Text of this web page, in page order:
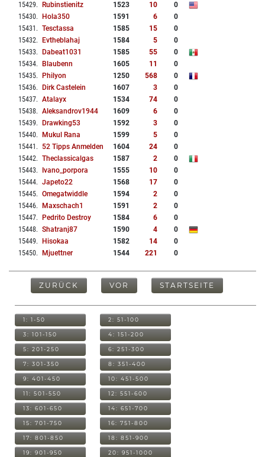
15429. Rubinstienitz 1523 10
0
15430. Hola350 1591 6
0
15431 . Tesctassa 1585 15
0
15432. Evtheblahaj 1584 5
0
15433. Dabeat1031 1585 55
0
15434. Blaubenn 1605 11
0
15435. Philyon 1250 568
0
15436. Dirk Castelein 1607 3
0
15437. Atalayx 1534 74
0
15438. Aleksandrov1944 1609 6
0
15439. Drawking53 1592 3
0
15440. Mukul Rana 1599 5
0
15441 . 52 Tipps Anmelden 1604 24
0
15442. Theclassicalgas 1587 2
0
15443. Ivano_porpora 1555 10
0
15444. Japeto22 1568 17
0
15445. Omegatwiddle 1594 2
0
15446. Maxschach1 1591 2
0
15447. Pedrito Destroy 1584 6
0
15448. Shatranj87 1590 4
0
15449. Hisokaa 1582 14
0
15450. Mjuettner 1544 221 0
ZURÜCK VOR STARTSEITE
1: 1-50 2: 51-100
3: 101-150 4: 151-200
5: 201-250 6: 251-300
7: 301-350 8: 351-400
9: 401-450 10: 451-500
11: 501-550 12: 551-600
13: 601-650 14: 651-700
15: 701-750 16: 751-800
17: 801-850 18: 851-900
19: 901-950 20: 951-1000